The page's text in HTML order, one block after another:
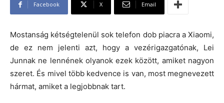
Facebook X Email
Mostanság kétségtelenül sok telefon dob piacra a Xiaomi,
de ez nem jelenti azt, hogy a vezérigazgatónak, Lei
Junnak ne lennének olyanok ezek között, amiket nagyon
szeret. És mivel több kedvence is van, most megnevezett
hármat, amiket a legjobbnak tart.